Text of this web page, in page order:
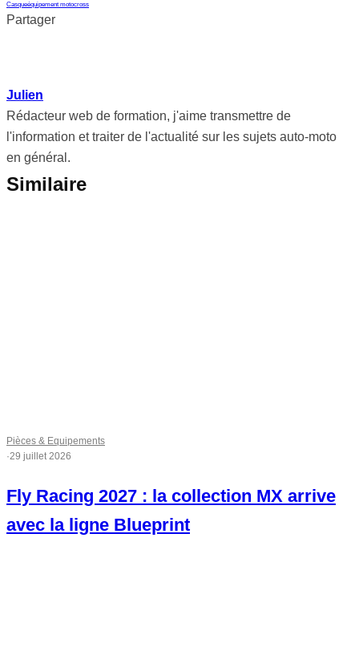
Casqueéquipement motocross
Partager
Julien
Rédacteur web de formation, j'aime transmettre de
l'information et traiter de l'actualité sur les sujets auto-moto
en général.
Similaire
Pièces & Equipements
·29 juillet 2026
Fly Racing 2027 : la collection MX arrive
avec la ligne Blueprint